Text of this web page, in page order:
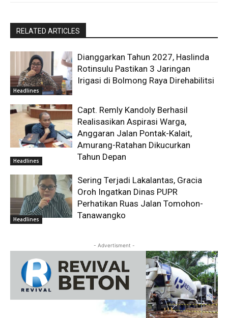
RELATED ARTICLES
Headlines
Dianggarkan Tahun 2027, Haslinda
Rotinsulu Pastikan 3 Jaringan
Irigasi di Bolmong Raya Direhabilitsi
Headlines
Capt. Remly Kandoly Berhasil
Realisasikan Aspirasi Warga,
Anggaran Jalan Pontak-Kalait,
Amurang-Ratahan Dikucurkan
Tahun Depan
Headlines
Sering Terjadi Lakalantas, Gracia
Oroh Ingatkan Dinas PUPR
Perhatikan Ruas Jalan Tomohon-
Tanawangko
- Advertisment -